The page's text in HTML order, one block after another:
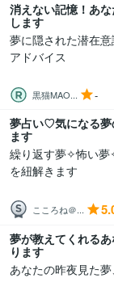
消えない記憶！あ
します
夢に隠された潜在意
アドバイス
黒猫MAO... -
夢占い♡気になる夢
ます
繰り返す夢✧怖い
を紐解きます
こころね＠...
夢が教えてくれる
ります
あなたの昨夜見た